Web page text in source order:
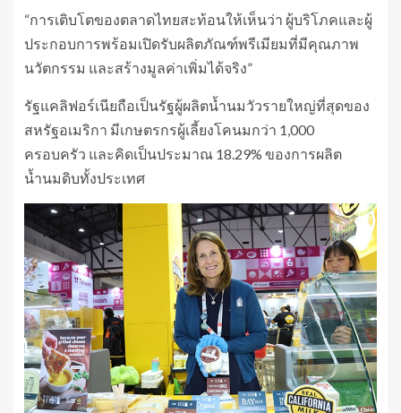
“การเติบโตของตลาดไทยสะท้อนให้เห็นว่า ผู้บริโภคและผู้
ประกอบการพร้อมเปิดรับผลิตภัณฑ์พรีเมียมที่มีคุณภาพ
นวัตกรรม และสร้างมูลค่าเพิ่มได้จริง”
รัฐแคลิฟอร์เนียถือเป็นรัฐผู้ผลิตน้ำนมวัวรายใหญ่ที่สุดของ
สหรัฐอเมริกา มีเกษตรกรผู้เลี้ยงโคนมกว่า 1,000
ครอบครัว และคิดเป็นประมาณ 18.29% ของการผลิต
น้ำนมดิบทั้งประเทศ